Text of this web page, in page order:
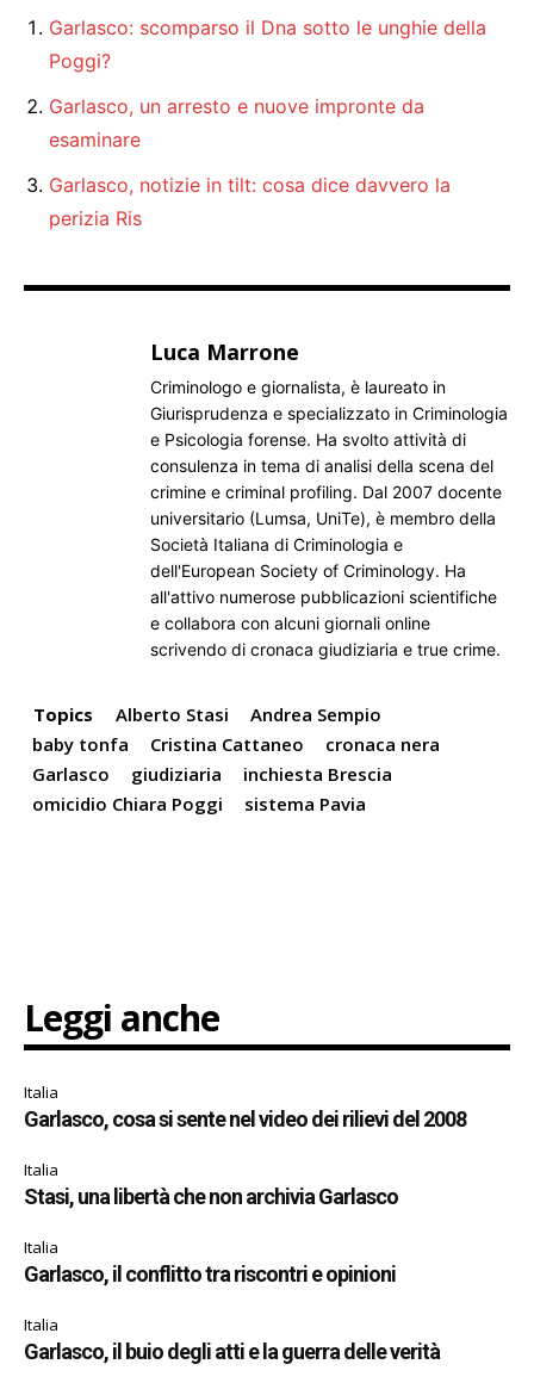
Garlasco: scomparso il Dna sotto le unghie della
Poggi?
Garlasco, un arresto e nuove impronte da
esaminare
Garlasco, notizie in tilt: cosa dice davvero la
perizia Ris
Luca Marrone
Criminologo e giornalista, è laureato in
Giurisprudenza e specializzato in Criminologia
e Psicologia forense. Ha svolto attività di
consulenza in tema di analisi della scena del
crimine e criminal profiling. Dal 2007 docente
universitario (Lumsa, UniTe), è membro della
Società Italiana di Criminologia e
dell'European Society of Criminology. Ha
all'attivo numerose pubblicazioni scientifiche
e collabora con alcuni giornali online
scrivendo di cronaca giudiziaria e true crime.
Topics Alberto Stasi
Andrea Sempio
baby tonfa
Cristina Cattaneo
cronaca nera
Garlasco
giudiziaria
inchiesta Brescia
omicidio Chiara Poggi
sistema Pavia
Leggi anche
Italia
Garlasco, cosa si sente nel video dei rilievi del 2008
Italia
Stasi, una libertà che non archivia Garlasco
Italia
Garlasco, il conflitto tra riscontri e opinioni
Italia
Garlasco, il buio degli atti e la guerra delle verità